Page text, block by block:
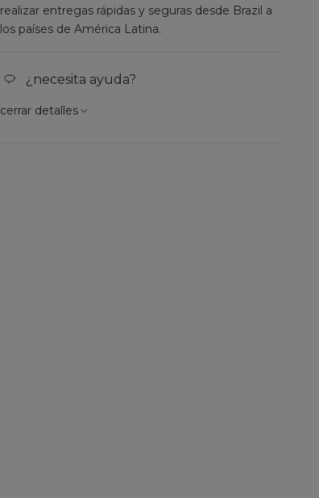
realizar entregas rápidas y seguras desde Brazil a
los países de América Latina.
¿necesita ayuda?
cerrar detalles